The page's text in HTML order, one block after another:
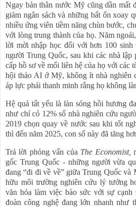
Ngay bản thân nước Mỹ cũng dần mất
giảm ngân sách và những bất ổn xoay
nhiều ứng viên tiềm năng chùn bước,
với lòng trung thành của họ. Năm
lời mời nhập học đối với hơn 100 sinh
người Trung Quốc, sau khi các nhà lập
cấp hồ sơ về mối liên hệ của họ với các
hội thảo AI ở Mỹ, không ít nhà nghiên
áp lực phải thanh minh rằng họ không
Hệ quả tất yếu là làn sóng hồi hương
như chỉ có 12% số nhà nghiên cứu
2019 chọn quay về nước sau khi tốt
thì đến năm 2025, con số này đã tăng
Trả lời phỏng vấn của The Economist,
gốc Trung Quốc - những người vừa
đang “đi đi về về” giữa Trung Quốc và
hữu môi trường nghiên cứu lý tưởng
văn hóa làm việc bào sức với sự cạnh
đoàn công nghệ đang lớn nhanh như